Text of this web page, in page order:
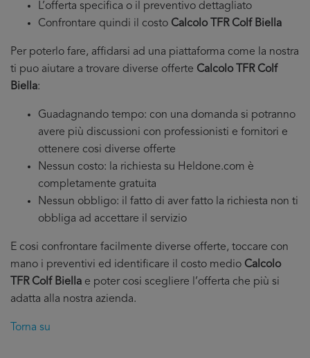
L’offerta specifica o il preventivo dettagliato
Confrontare quindi il costo Calcolo TFR Colf Biella
Per poterlo fare, affidarsi ad una piattaforma come la nostra
ti puo aiutare a trovare diverse offerte Calcolo TFR Colf
Biella:
Guadagnando tempo: con una domanda si potranno
avere più discussioni con professionisti e fornitori e
ottenere cosi diverse offerte
Nessun costo: la richiesta su Heldone.com è
completamente gratuita
Nessun obbligo: il fatto di aver fatto la richiesta non ti
obbliga ad accettare il servizio
E cosi confrontare facilmente diverse offerte, toccare con
mano i preventivi ed identificare il costo medio Calcolo
TFR Colf Biella e poter cosi scegliere l’offerta che più si
adatta alla nostra azienda.
Torna su